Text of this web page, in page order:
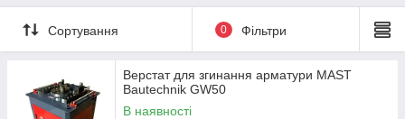
Сортування 0 Фільтри
Верстат для згинання арматури MAST
Bautechnik GW50
В наявності